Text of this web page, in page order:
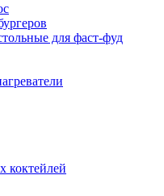
для фаст-фуд
коктейлей